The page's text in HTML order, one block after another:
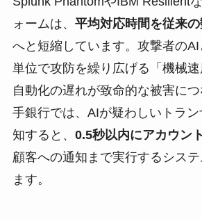
ォームは、 平均対応時間を従来
へと短縮しています。攻撃者の
単位で攻防を繰り広げる「機械速
自動化の遅れが致命的な被害に
手銀行では、AIが疑わしいトラ
知すると、 0.5秒以内にアカウン
顧客への通知まで実行するシス
ます。